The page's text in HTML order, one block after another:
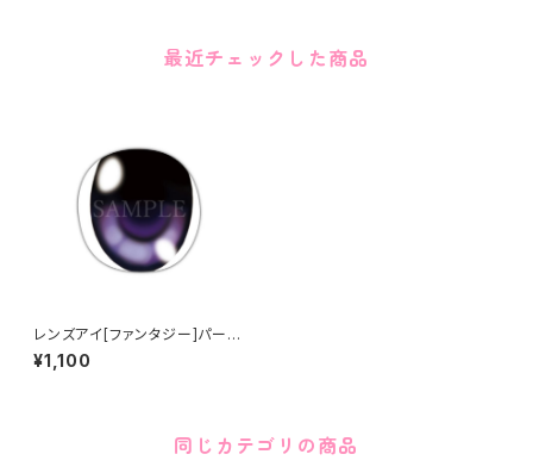
最近チェックした商品
レンズアイ[ファンタジー]パープ
ル Lens eye [Fantasy] Purp
le
¥1,100
同じカテゴリの商品